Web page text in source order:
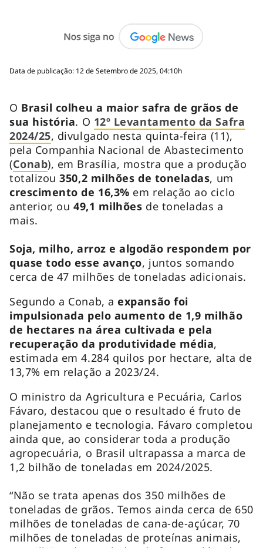
Data de publicação: 12 de Setembro de 2025, 04:10h
O Brasil colheu a maior safra de grãos de
sua história. O 12º Levantamento da Safra
2024/25, divulgado nesta quinta-feira (11),
pela Companhia Nacional de Abastecimento
(Conab), em Brasília, mostra que a produção
totalizou350,2 milhões de toneladas, um
crescimento de 16,3% em relação ao ciclo
anterior, ou49,1 milhões de toneladas a
mais.
Soja, milho, arroz e algodão respondem por
quase todo esse avanço, juntos somando
cerca de 47 milhões de toneladas adicionais.
Segundo a Conab, aexpansão foi
impulsionada pelo aumento de 1,9 milhão
de hectares na área cultivada e pela
recuperação da produtividade média,
estimada em 4.284 quilos por hectare, alta de
13,7% em relação a 2023/24.
O ministro da Agricultura e Pecuária, Carlos
Fávaro, destacou que o resultado é fruto de
planejamento e tecnologia. Fávaro completou
ainda que, ao considerar toda a produção
agropecuária, o Brasil ultrapassa a marca de
1,2 bilhão de toneladas em 2024/2025.
“Não se trata apenas dos 350 milhões de
toneladas de grãos. Temos ainda cerca de 650
milhões de toneladas de cana-de-açúcar, 70
milhões de toneladas de proteínas animais,